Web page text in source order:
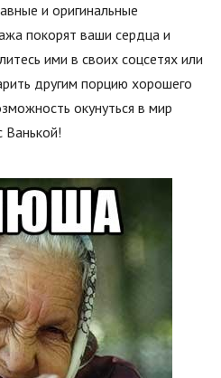
и оригинальные
покорят ваши сердца и
ими в своих соцсетях или
другим порцию хорошего
окунуться в мир
Ванькой!